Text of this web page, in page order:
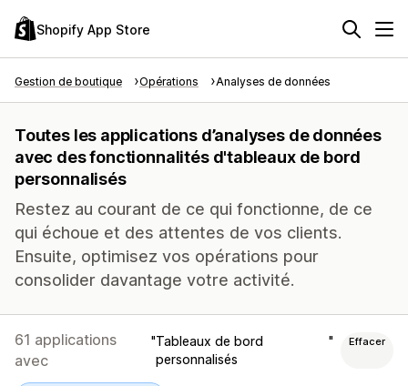
Shopify App Store
Gestion de boutique Opérations Analyses de données
Toutes les applications d’analyses de données
avec des fonctionnalités d'tableaux de bord
personnalisés
Restez au courant de ce qui fonctionne, de ce
qui échoue et des attentes de vos clients.
Ensuite, optimisez vos opérations pour
consolider davantage votre activité.
61 applications
avec
Tableaux de bord
personnalisés
Effacer